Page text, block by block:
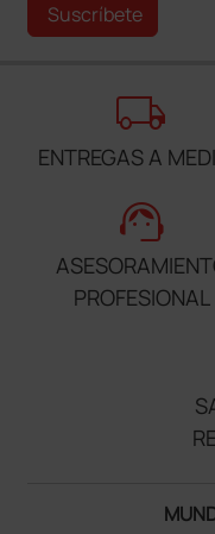
Suscríbete
local_shipping
ENTREGAS A
support_agent
PROFESIONAL